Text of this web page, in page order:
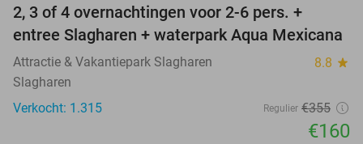
2, 3 of 4 overnachtingen voor 2-6 pers. +
entree Slagharen + waterpark Aqua Mexicana
Attractie & Vakantiepark Slagharen 8.8 star
Slagharen
Verkocht: 1.315
Regulier €355
€160